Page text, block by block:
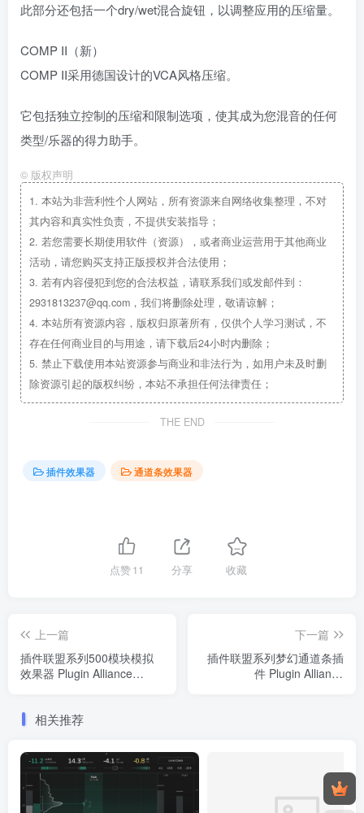
此部分还包括一个dry/wet混合旋钮，以调整应用的压缩量。
COMP II（新）
COMP II采用德国设计的VCA风格压缩。
它包括独立控制的压缩和限制选项，使其成为您混音的任何
类型/乐器的得力助手。
© 版权声明
1. 本站为非营利性个人网站，所有资源来自网络收集整理，不对
其内容和真实性负责，不提供安装指导；
2. 若您需要长期使用软件（资源），或者商业运营用于其他商业
活动，请您购买支持正版授权并合法使用；
3. 若有内容侵犯到您的合法权益，请联系我们或发邮件到：
2931813237@qq.com，我们将删除处理，敬请谅解；
4. 本站所有资源内容，版权归原著所有，仅供个人学习测试，不
存在任何商业目的与用途，请下载后24小时内删除；
5. 禁止下载使用本站资源参与商业和非法行为，如用户未及时删
除资源引起的版权纠纷，本站不承担任何法律责任；
THE END
插件效果器 通道条效果器
点赞11 分享 收藏
上一篇
插件联盟系列500模块模拟
效果器 Plugin Alliance
增安装包，附安装教程）
下一篇
插件联盟系列梦幻通道条插
件 Plugin Alliance
相关推荐